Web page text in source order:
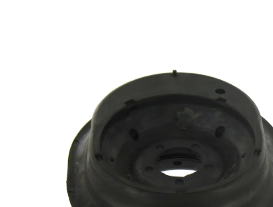
çift olarak
değişim
önerilir